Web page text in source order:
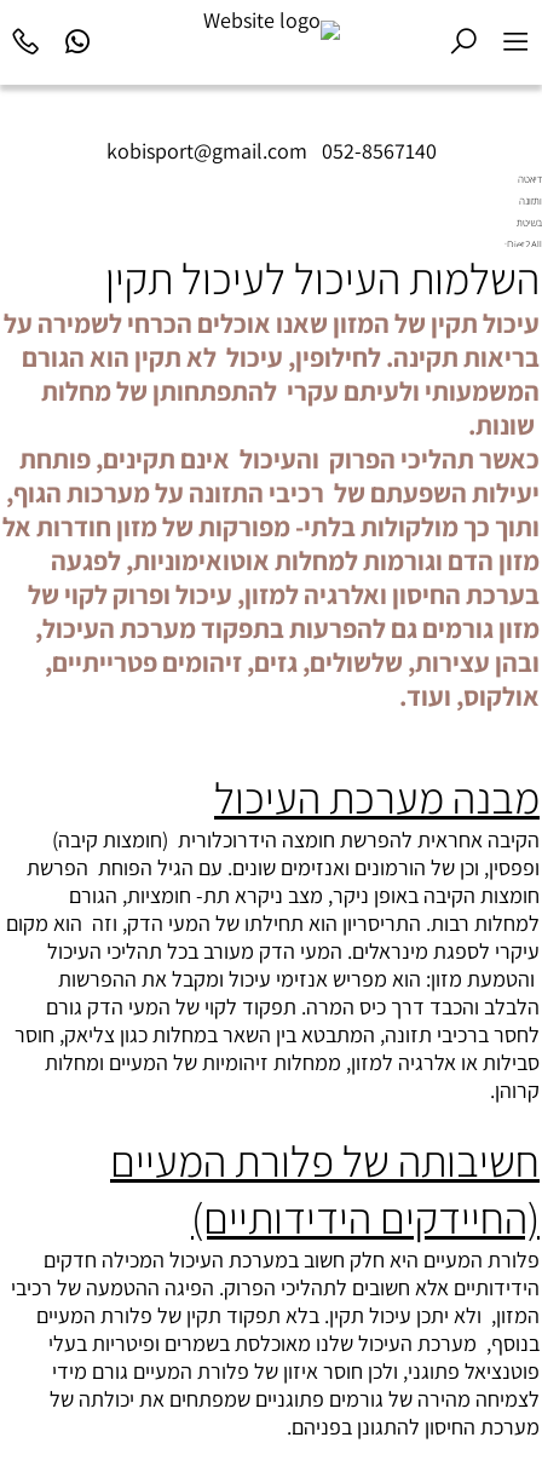
kobisport@gmail.com 052-8567140
דיאטה
ותזונה
בשיטת
Diet2All:
שמאחורי
המושלם.
השלמות העיכול לעיכול תקין
עיכול תקין של המזון שאנו אוכלים הכרחי לשמירה על
בריאות תקינה. לחילופין, עיכול לא תקין הוא הגורם
המשמעותי ולעיתם עקרי להתפתחותן של מחלות
שונות.
כאשר תהליכי הפרוק והעיכול אינם תקינים, פותחת
יעילות השפעתם של רכיבי התזונה על מערכות הגוף,
ותוך כך מולקולות בלתי- מפורקות של מזון חודרות אל
מזון הדם וגורמות למחלות אוטואימוניות, לפגעה
בערכת החיסון ואלרגיה למזון, עיכול ופרוק לקוי של
מזון גורמים גם להפרעות בתפקוד מערכת העיכול,
ובהן עצירות, שלשולים, גזים, זיהומים פטרייתיים,
אולקוס, ועוד.
מבנה מערכת העיכול
הקיבה אחראית להפרשת חומצה הידרוכלורית (חומצות קיבה)
ופפסין, וכן של הורמונים ואנזימים שונים. עם הגיל הפוחת הפרשת
חומצות הקיבה באופן ניקר, מצב ניקרא תת- חומציות, הגורם
למחלות רבות. התריסריון הוא תחילתו של המעי הדק, וזה הוא מקום
עיקרי לספגת מינראלים. המעי הדק מעורב בכל תהליכי העיכול
והטמעת מזון: הוא מפריש אנזימי עיכול ומקבל את ההפרשות
הלבלב והכבד דרך כיס המרה. תפקוד לקוי של המעי הדק גורם
לחסר ברכיבי תזונה, המתבטא בין השאר במחלות כגון צליאק, חוסר
סבילות או אלרגיה למזון, ממחלות זיהומיות של המעיים ומחלות
קרוהן.
חשיבותה של פלורת המעיים
(החיידקים הידידותיים)
פלורת המעיים היא חלק חשוב במערכת העיכול המכילה חדקים
הידידותיים אלא חשובים לתהליכי הפרוק. הפיגה ההטמעה של רכיבי
המזון, ולא יתכן עיכול תקין. בלא תפקוד תקין של פלורת המעיים
בנוסף, מערכת העיכול שלנו מאוכלסת בשמרים ופיטריות בעלי
פוטנציאל פתוגני, ולכן חוסר איזון של פלורת המעיים גורם מידי
לצמיחה מהירה של גורמים פתוגניים שמפתחים את יכולתה של
מערכת החיסון להתגונן בפניהם.